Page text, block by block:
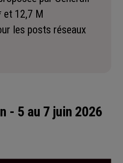
et 12,7 M
les posts réseaux
- 5 au 7 juin 2026